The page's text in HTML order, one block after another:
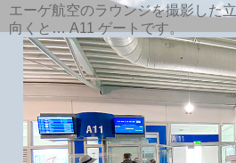
エーゲ航空のラウンジを撮影した
向くと… A11 ゲートです。